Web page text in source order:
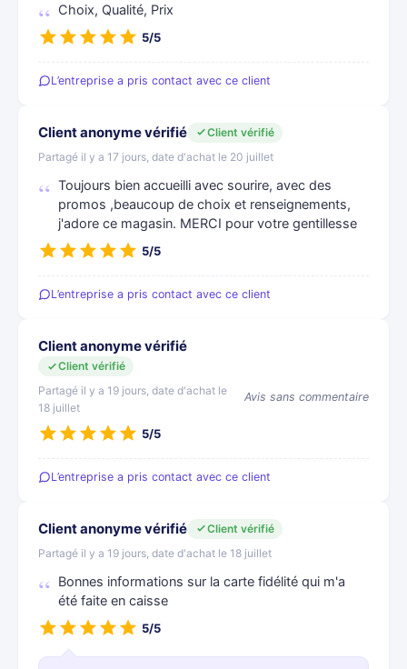
Choix, Qualité, Prix
5/5
L’entreprise a pris contact avec ce client
Client anonyme vérifié
Client vérifié
Partagé il y a 17 jours, date d'achat le 20 juillet
Toujours bien accueilli avec sourire, avec des
promos ,beaucoup de choix et renseignements,
j'adore ce magasin. MERCI pour votre gentillesse
5/5
L’entreprise a pris contact avec ce client
Client anonyme vérifié
Client vérifié
Partagé il y a 19 jours, date d'achat le
18 juillet
Avis sans commentaire
5/5
L’entreprise a pris contact avec ce client
Client anonyme vérifié
Client vérifié
Partagé il y a 19 jours, date d'achat le 18 juillet
Bonnes informations sur la carte fidélité qui m'a
été faite en caisse
5/5